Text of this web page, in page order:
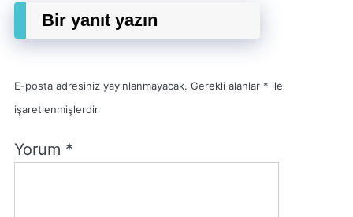
Bir yanıt yazın
E-posta adresiniz yayınlanmayacak. Gerekli alanlar * ile
işaretlenmişlerdir
Yorum *